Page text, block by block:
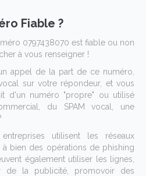
Fiable ?
0797438070 est fiable ou non
à vous renseigner !
appel de la part de ce numéro,
sur votre répondeur, et vous
d'un numéro "propre" ou utilisé
du SPAM vocal, une
utilisent les réseaux
bien des opérations de phishing
également utiliser les lignes,
de la publicité, promovoir des